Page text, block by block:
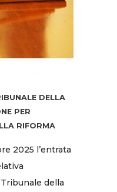
DELLA
PER
RIFORMA
2025 l’entrata
della